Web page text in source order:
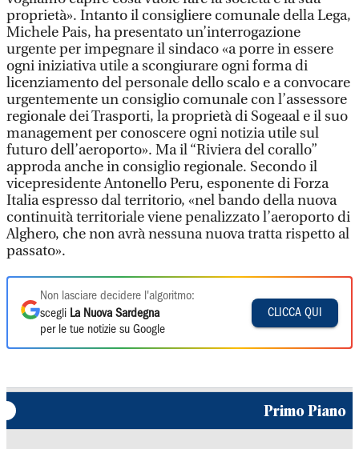
proprietà». Intanto il consigliere comunale della Lega,
Michele Pais, ha presentato un’interrogazione
urgente per impegnare il sindaco «a porre in essere
ogni iniziativa utile a scongiurare ogni forma di
licenziamento del personale dello scalo e a convocare
urgentemente un consiglio comunale con l’assessore
regionale dei Trasporti, la proprietà di Sogeaal e il suo
management per conoscere ogni notizia utile sul
futuro dell’aeroporto». Ma il “Riviera del corallo”
approda anche in consiglio regionale. Secondo il
vicepresidente Antonello Peru, esponente di Forza
Italia espresso dal territorio, «nel bando della nuova
continuità territoriale viene penalizzato l’aeroporto di
Alghero, che non avrà nessuna nuova tratta rispetto al
passato».
Non lasciare decidere l'algoritmo:
scegli La Nuova Sardegna
per le tue notizie su Google
CLICCA QUI
Primo Piano